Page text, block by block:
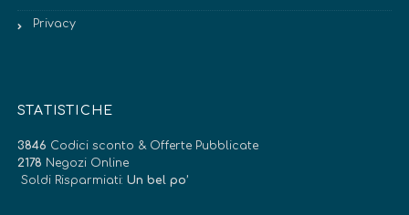
Privacy
STATISTICHE
3846 Codici sconto & Offerte Pubblicate
2178 Negozi Online
Soldi Risparmiati: Un bel po’